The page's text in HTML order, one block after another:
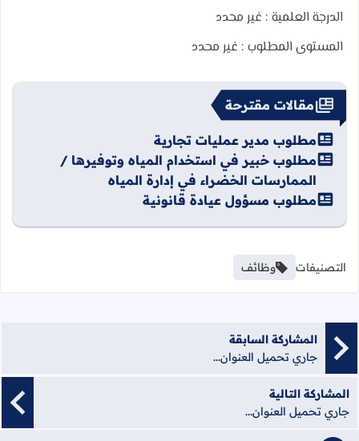
الدرجة العلمية : غير محدد
المستوى المطلوب : غير محدد
مقالات مقترحة
مطلوب مدير عمليات تجارية
مطلوب خبير في استخدام المياه وتوفيرها /
الممارسات الخضراء في إدارة المياه
مطلوب مسؤول عيادة قانونية
التصنيفات وظائف
المشاركة السابقة
جاري تحميل العنوان...
المشاركة التالية
جاري تحميل العنوان...